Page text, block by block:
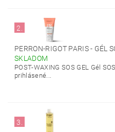
2.
PERRON-RIGOT PARIS - GÉL
SKLADOM
POST-WAXING SOS GEL Gél
prihlásené...
3.